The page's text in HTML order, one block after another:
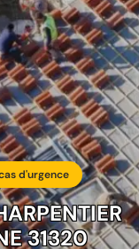
d'urgence
31320